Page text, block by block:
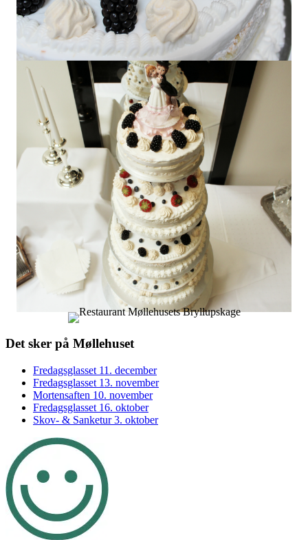
Footer
sidebar
Det sker på Møllehuset
Fredagsglasset 11. december
Fredagsglasset 13. november
Mortensaften 10. november
Fredagsglasset 16. oktober
Skov- & Sanketur 3. oktober